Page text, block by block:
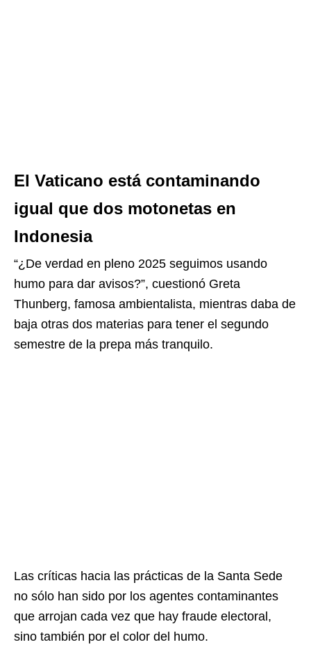
El Vaticano está contaminando
igual que dos motonetas en
Indonesia
“¿De verdad en pleno 2025 seguimos usando
humo para dar avisos?”, cuestionó Greta
Thunberg, famosa ambientalista, mientras daba de
baja otras dos materias para tener el segundo
semestre de la prepa más tranquilo.
Las críticas hacia las prácticas de la Santa Sede
no sólo han sido por los agentes contaminantes
que arrojan cada vez que hay fraude electoral,
sino también por el color del humo.